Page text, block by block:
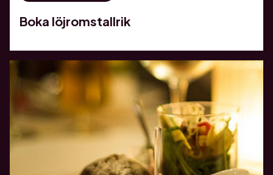
Boka löjromstallrik